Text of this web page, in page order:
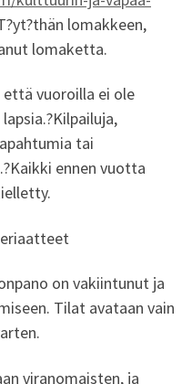
lomakkeen,
lomaketta.
vuoroilla ei ole
tai
ennen vuotta
on vakiintunut ja
Tilat avataan vain
viranomaisten, ja